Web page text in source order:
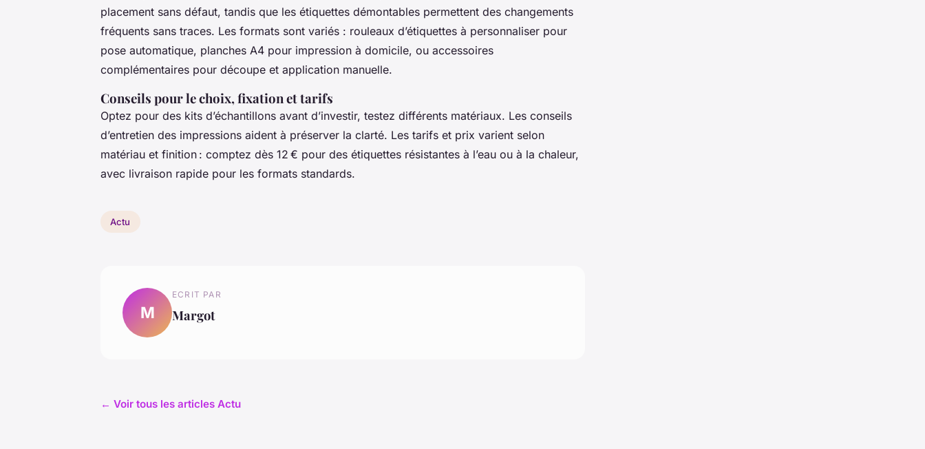
placement sans défaut, tandis que les étiquettes démontables permettent des changements
fréquents sans traces. Les formats sont variés : rouleaux d’étiquettes à personnaliser pour
pose automatique, planches A4 pour impression à domicile, ou accessoires
complémentaires pour découpe et application manuelle.
Conseils pour le choix, fixation et tarifs
Optez pour des kits d’échantillons avant d’investir, testez différents matériaux. Les conseils
d’entretien des impressions aident à préserver la clarté. Les tarifs et prix varient selon
matériau et finition : comptez dès 12 € pour des étiquettes résistantes à l’eau ou à la chaleur,
avec livraison rapide pour les formats standards.
Actu
M
ECRIT PAR
Margot
← Voir tous les articles Actu